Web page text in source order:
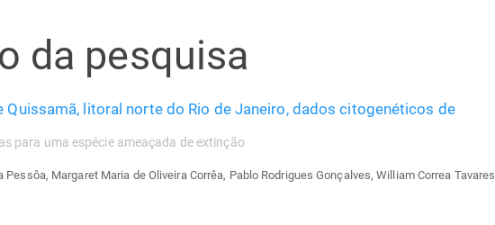
da pesquisa
Quissamã, litoral norte do Rio de Janeiro, dados citogenéticos de
para uma espécie ameaçada de extinção
Pessôa, Margaret Maria de Oliveira Corrêa, Pablo Rodrigues Gonçalves, William Correa Tavares